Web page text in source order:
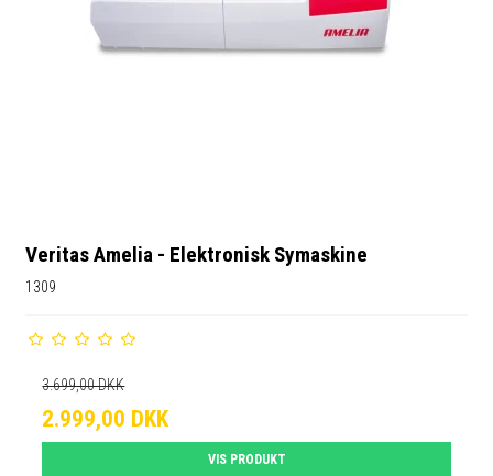
Veritas Amelia - Elektronisk Symaskine
1309
3.699,00 DKK
2.999,00 DKK
VIS PRODUKT